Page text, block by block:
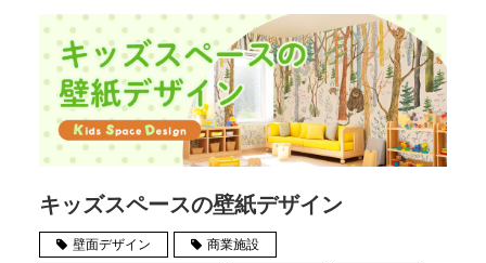
キッズスペースの壁紙デザイン
壁面デザイン 商業施設